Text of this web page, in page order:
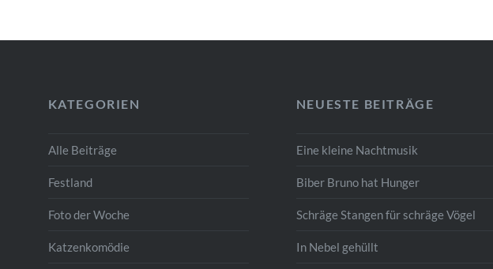
KATEGORIEN
Alle Beiträge
Festland
Foto der Woche
Katzenkomödie
NEUESTE BEITRÄGE
Eine kleine Nachtmusik
Biber Bruno hat Hunger
Schräge Stangen für schräge Vögel
In Nebel gehüllt